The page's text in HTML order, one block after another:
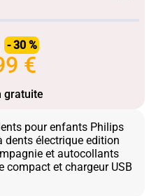
- 30 %
€
gratuite
pour enfants Philips
dents électrique edition
et autocollants
compact et chargeur USB